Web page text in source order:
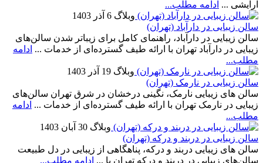
آرایشی ... ادامه مطلب...
وبلاگ 6 آذر 1403
سالن زیبایی در دارآباد (تهران)
سالن زیبایی در دارآباد، راهنمای کامل برای زیباتر شدن سالن‌های
زیبایی در دارآباد تهران با ارائه طیف گسترده‌ای از خدمات ... ادامه
مطلب...
وبلاگ 19 آذر 1403
سالن زیبایی در نارمک (تهران)
سالن‌ های زیبایی نارمک، نگینی درخشان در شرق تهران سالن‌های
زیبایی در نارمک تهران با ارائه طیف گسترده‌ای از خدمات ... ادامه
مطلب...
وبلاگ 30 آبان 1403
سالن زیبایی در دربند و درکه (تهران)
سالن‌ های زیبایی دربند و درکه، پناهگاهی از زیبایی در دل طبیعت
سالن‌های زیبایی در دربند و درکه تهران با ... ادامه مطلب...